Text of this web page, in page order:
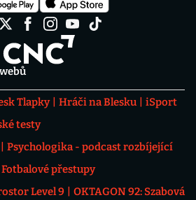
Tlapky Hráči na Blesku
iSport
testy
Psychologika - podcast rozbíjející
Fotbalové přestupy
Level 9
OKTAGON 92: Szabová